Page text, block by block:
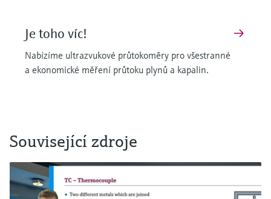
Je toho víc!
Nabízíme ultrazvukové průtokoměry pro všestranné
a ekonomické měření průtoku plynů a kapalin.
Související zdroje